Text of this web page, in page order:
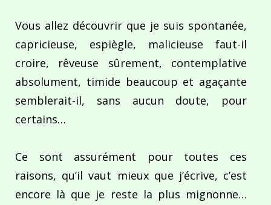
Vous allez découvrir que je suis spontanée,
capricieuse, espiègle, malicieuse faut-il
croire, rêveuse sûrement, contemplative
absolument, timide beaucoup et agaçante
semblerait-il, sans aucun doute, pour
certains…
Ce sont assurément pour toutes ces
raisons, qu’il vaut mieux que j’écrive, c’est
encore là que je reste la plus mignonne…